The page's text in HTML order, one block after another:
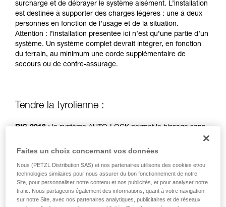
pouvoir comprendre ce complément
d’informations.
Maîtriser ces techniques nécessite une
formation et un entraînement spécifique. Validez
avec un professionnel votre capacité à refaire
la manipulation, seul, en toute sécurité, avant
de la reproduire en autonomie.
surcharge et de débrayer le système aisément. L’installation
est destinée à supporter des charges légères : une à deux
personnes en fonction de l’usage et de la situation.
Attention : l’installation présentée ici n’est qu’une partie d’un
système. Un système complet devrait intégrer, en fonction
du terrain, au minimum une corde supplémentaire de
secours ou de contre-assurage.
Tendre la tyrolienne :
RIG 2018 : le système AUTO-LOCK permet le hissage sans
RIG < 2018 :poignée en position b (assurage).
Mouflage simple, traction par deux personnes.
Faites un choix concernant vos données
Nous (PETZL Distribution SAS) et nos partenaires utilisons des cookies et/ou
technologies similaires pour nous assurer du bon fonctionnement de notre
Site, pour personnaliser notre contenu et nos publicités, et pour analyser notre
trafic. Nous partageons également des informations, quant à votre navigation
sur notre Site, avec nos partenaires analytiques, publicitaires et de réseaux